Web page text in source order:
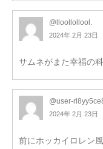
@lloollollool.
2024年 2月 23日
サムネがまた幸福の
@user-
2024年 2月 23日
前にホッカイロレン